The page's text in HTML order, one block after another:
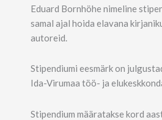
Eduard Bornhöhe nimeline
samal ajal hoida elavana
autoreid.
Stipendiumi eesmärk on
Ida-Virumaa töö- ja
Stipendium määratakse kord